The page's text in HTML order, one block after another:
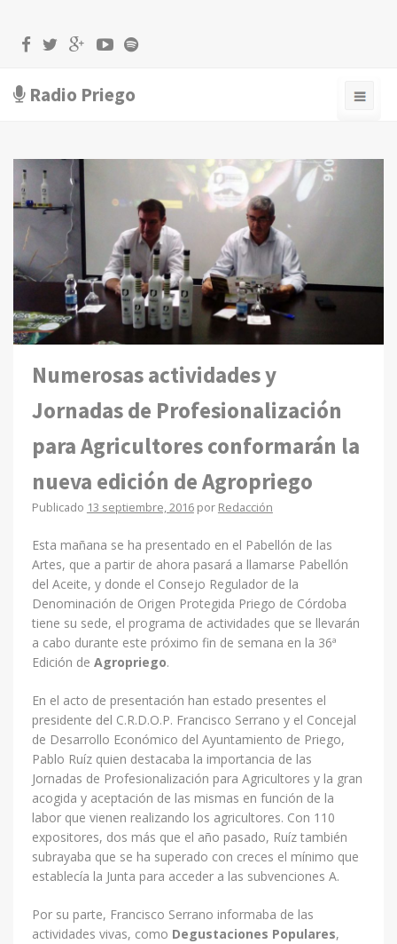
Radio Priego
Numerosas actividades y
Jornadas de Profesionalización
para Agricultores conformarán la
nueva edición de Agropriego
Publicado 13 septiembre, 2016por Redacción
Esta mañana se ha presentado en el Pabellón de las
Artes, que a partir de ahora pasará a llamarse Pabellón
del Aceite, y donde el Consejo Regulador de la
Denominación de Origen Protegida Priego de Córdoba
tiene su sede, el programa de actividades que se llevarán
a cabo durante este próximo fin de semana en la 36ª
Edición de Agropriego.
En el acto de presentación han estado presentes el
presidente del C.R.D.O.P. Francisco Serrano y el Concejal
de Desarrollo Económico del Ayuntamiento de Priego,
Pablo Ruíz quien destacaba la importancia de las
Jornadas de Profesionalización para Agricultores y la gran
acogida y aceptación de las mismas en función de la
labor que vienen realizando los agricultores. Con 110
expositores, dos más que el año pasado, Ruíz también
subrayaba que se ha superado con creces el mínimo que
establecía la Junta para acceder a las subvenciones A.
Por su parte, Francisco Serrano informaba de las
actividades vivas, como Degustaciones Populares,